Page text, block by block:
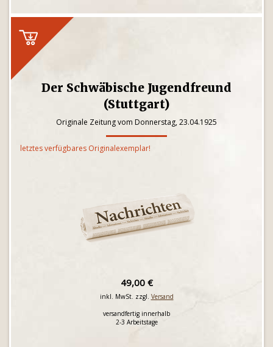
Der Schwäbische Jugendfreund
(Stuttgart)
Originale Zeitung vom Donnerstag, 23.04.1925
letztes verfügbares Originalexemplar!
49,00 €
inkl. MwSt. zzgl. Versand
versandfertig innerhalb
2-3 Arbeitstage